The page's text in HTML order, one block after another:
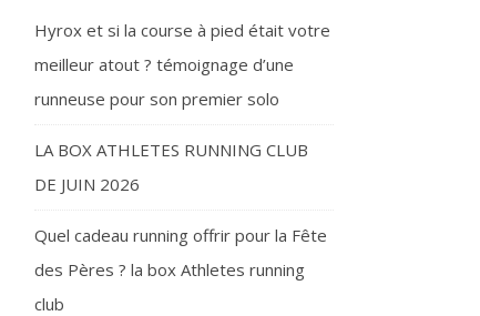
Hyrox et si la course à pied était votre
meilleur atout ? témoignage d’une
runneuse pour son premier solo
LA BOX ATHLETES RUNNING CLUB
DE JUIN 2026
Quel cadeau running offrir pour la Fête
des Pères ? la box Athletes running
club